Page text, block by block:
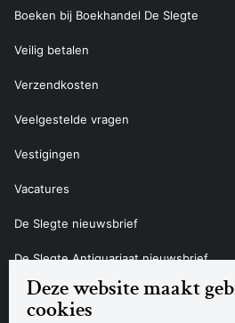
Deze website maakt
cookies
Boeken bij Boekhandel De Slegte
Veilig betalen
Verzendkosten
Veelgestelde vragen
Vestigingen
Vacatures
De Slegte nieuwsbrief
De Slegte Antiquariaat nieuwsbrief
Contact